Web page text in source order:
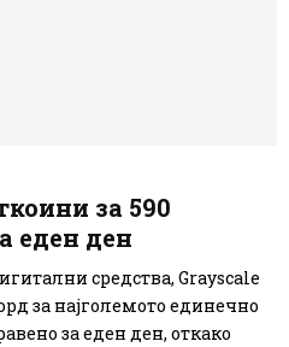
за 590
еден ден
средства, Grayscale
за најголемото единечно
за еден ден, откако